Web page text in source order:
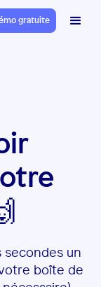
gratuite
secondes un
boîte de